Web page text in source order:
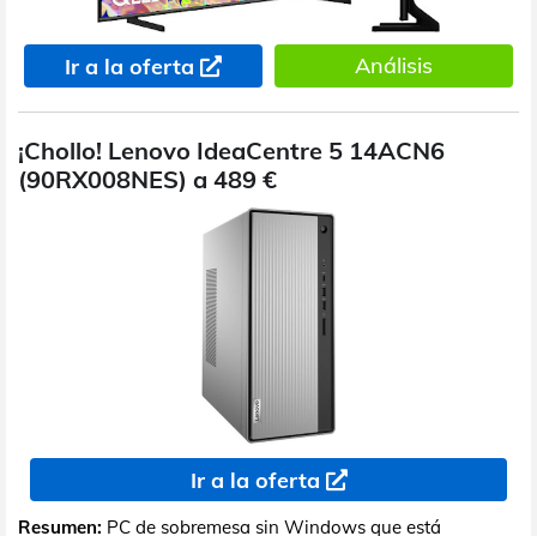
Ir a la oferta Análisis
¡Chollo! Lenovo IdeaCentre 5 14ACN6
(90RX008NES) a 489 €
Ir a la oferta
Resumen: PC de sobremesa sin Windows que está